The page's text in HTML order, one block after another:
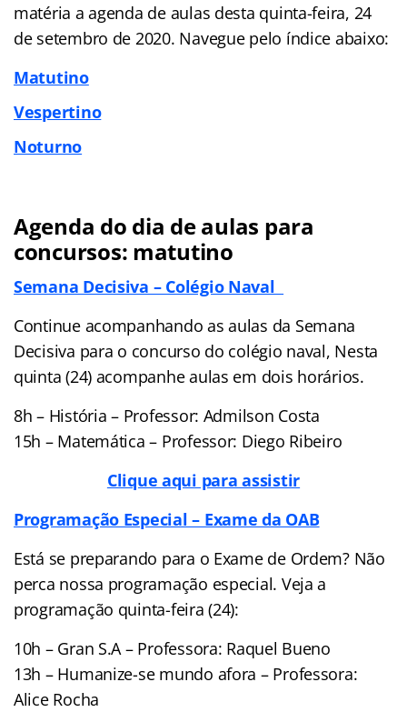
matéria a agenda de aulas desta quinta-feira, 24
de setembro de 2020. Navegue pelo índice abaixo:
Matutino
Vespertino
Noturno
Agenda do dia de aulas para
concursos: matutino
Semana Decisiva – Colégio Naval
Continue acompanhando as aulas da Semana
Decisiva para o concurso do colégio naval, Nesta
quinta (24) acompanhe aulas em dois horários.
8h – História – Professor: Admilson Costa
15h – Matemática – Professor: Diego Ribeiro
Clique aqui para assistir
Programação Especial – Exame da OAB
Está se preparando para o Exame de Ordem? Não
perca nossa programação especial. Veja a
programação quinta-feira (24):
10h – Gran S.A – Professora: Raquel Bueno
13h – Humanize-se mundo afora – Professora:
Alice Rocha